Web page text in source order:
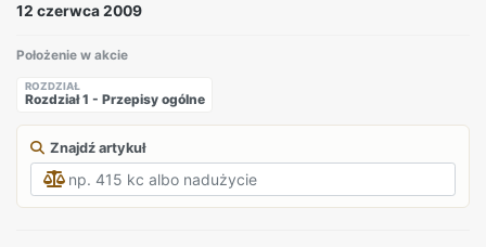
12 czerwca 2009
Położenie w akcie
ROZDZIAŁ
Rozdział 1 - Przepisy ogólne
Znajdź artykuł